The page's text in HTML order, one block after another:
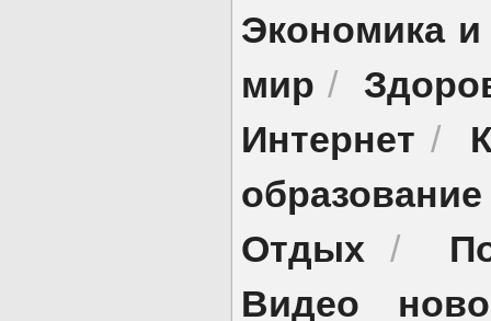
Экономика
мир /
Интернет /
образование
Отдых /
Видео